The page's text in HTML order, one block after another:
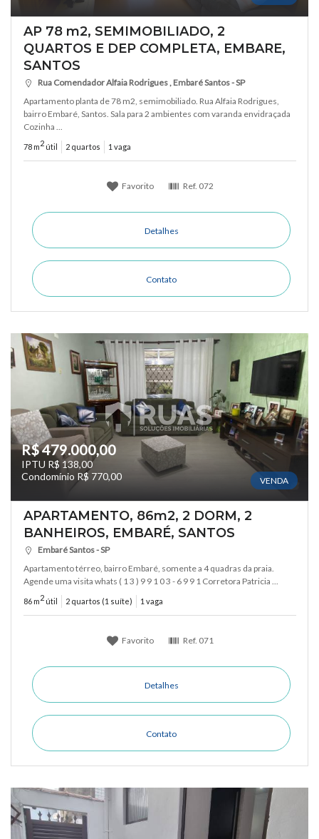
AP 78 m2, SEMIMOBILIADO, 2
QUARTOS E DEP COMPLETA, EMBARE,
SANTOS
Rua Comendador Alfaia Rodrigues , Embaré Santos - SP
Apartamento planta de 78 m2, semimobiliado. Rua Alfaia Rodrigues,
bairro Embaré, Santos. Sala para 2 ambientes com varanda envidraçada
Cozinha ...
78 m2 útil 2 quartos 1 vaga
Favorito Ref. 072
Detalhes
Contato
R$ 479.000,00
IPTU R$ 138,00
Condomínio R$ 770,00
VENDA
APARTAMENTO, 86m2, 2 DORM, 2
BANHEIROS, EMBARÉ, SANTOS
Embaré Santos - SP
Apartamento térreo, bairro Embaré, somente a 4 quadras da praia.
Agende uma visita whats ( 1 3 ) 9 9 1 0 3 - 6 9 9 1 Corretora Patricia ...
86 m2 útil 2 quartos (1 suíte) 1 vaga
Favorito Ref. 071
Detalhes
Contato